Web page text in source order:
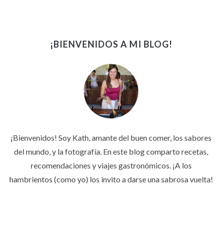
¡BIENVENIDOS A MI BLOG!
¡Bienvenidos! Soy Kath, amante del buen comer, los sabores
del mundo, y la fotografía. En este blog comparto recetas,
recomendaciones y viajes gastronómicos. ¡A los
hambrientos (como yo) los invito a darse una sabrosa vuelta!